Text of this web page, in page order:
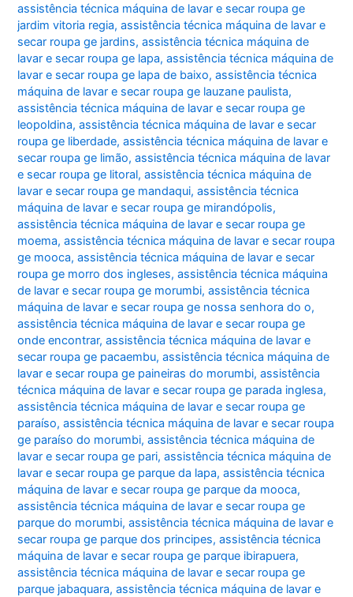
assistência técnica máquina de lavar e secar roupa ge
jardim vitoria regia,assistência técnica máquina de lavar e
secar roupa ge jardins,assistência técnica máquina de
lavar e secar roupa ge lapa,assistência técnica máquina de
lavar e secar roupa ge lapa de baixo,assistência técnica
máquina de lavar e secar roupa ge lauzane paulista,
assistência técnica máquina de lavar e secar roupa ge
leopoldina,assistência técnica máquina de lavar e secar
roupa ge liberdade,assistência técnica máquina de lavar e
secar roupa ge limão,assistência técnica máquina de lavar
e secar roupa ge litoral,assistência técnica máquina de
lavar e secar roupa ge mandaqui,assistência técnica
máquina de lavar e secar roupa ge mirandópolis,
assistência técnica máquina de lavar e secar roupa ge
moema,assistência técnica máquina de lavar e secar roupa
ge mooca,assistência técnica máquina de lavar e secar
roupa ge morro dos ingleses,assistência técnica máquina
de lavar e secar roupa ge morumbi,assistência técnica
máquina de lavar e secar roupa ge nossa senhora do o,
assistência técnica máquina de lavar e secar roupa ge
onde encontrar,assistência técnica máquina de lavar e
secar roupa ge pacaembu,assistência técnica máquina de
lavar e secar roupa ge paineiras do morumbi,assistência
técnica máquina de lavar e secar roupa ge parada inglesa,
assistência técnica máquina de lavar e secar roupa ge
paraíso,assistência técnica máquina de lavar e secar roupa
ge paraíso do morumbi,assistência técnica máquina de
lavar e secar roupa ge pari,assistência técnica máquina de
lavar e secar roupa ge parque da lapa,assistência técnica
máquina de lavar e secar roupa ge parque da mooca,
assistência técnica máquina de lavar e secar roupa ge
parque do morumbi,assistência técnica máquina de lavar e
secar roupa ge parque dos principes,assistência técnica
máquina de lavar e secar roupa ge parque ibirapuera,
assistência técnica máquina de lavar e secar roupa ge
parque jabaquara,assistência técnica máquina de lavar e